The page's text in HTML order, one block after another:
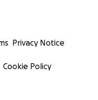
Privacy Notice
Cookie Policy